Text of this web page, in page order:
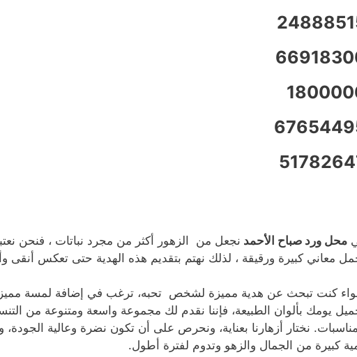
محل ورد صباح الأحمد نجعل من الزهور أكثر من مجرد نباتات ، فنحن
معاني كبيرة ورقيقة ، لذلك نهتم بتقديم هذه الهدية حتى تعكس أنقى
كنت تبحث عن هدية مميزة لشخص تحبه، ترغب في إضافة لمسة
يومك بألوان الطبيعة، فإننا نقدم لك مجموعة واسعة ومتنوعة من
نختار أزهارنا بعناية، ونحرص على أن تكون نضرة وعالية
كبيرة من الجمال والزهو وتدوم لفترة أطول.